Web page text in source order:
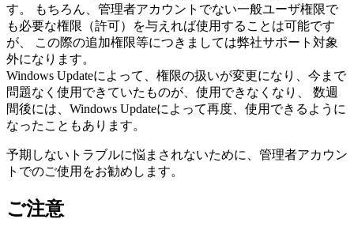
す。 もちろん、管理者アカウントでない一般ユーザ権限で
も必要な権限（許可）を与えれば使用することは可能です
が、 この際の追加権限等につきましては弊社サポート対象
外になります。
Windows Updateによって、権限の扱いが変更になり、今まで
問題なく使用できていたものが、使用できなくなり、 数週
間後には、Windows Updateによって再度、使用できるように
なったこともあります。
予期しないトラブルに悩まされないために、管理者アカウン
トでのご使用をお勧めします。
ご注意